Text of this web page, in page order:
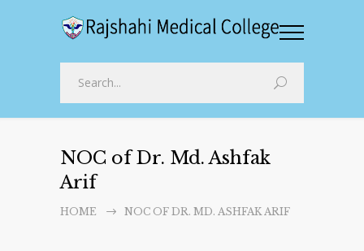
NOC of Dr. Md. Ashfak
Arif
HOME NOC OF DR. MD. ASHFAK ARIF